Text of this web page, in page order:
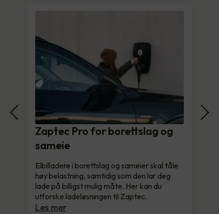
Zaptec Pro for borettslag og
sameie
Elbilladere i borettslag og sameier skal tåle
høy belastning, samtidig som den lar deg
lade på billigst mulig måte. Her kan du
utforske ladeløsningen til Zaptec.
Les mer